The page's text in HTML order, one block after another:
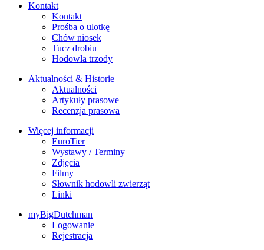
Kontakt
Kontakt
Prośba o ulotkę
Chów niosek
Tucz drobiu
Hodowla trzody
Aktualności & Historie
Aktualności
Artykuły prasowe
Recenzja prasowa
Więcej informacji
EuroTier
Wystawy / Terminy
Zdjęcia
Filmy
Słownik hodowli zwierząt
Linki
myBigDutchman
Logowanie
Rejestracja